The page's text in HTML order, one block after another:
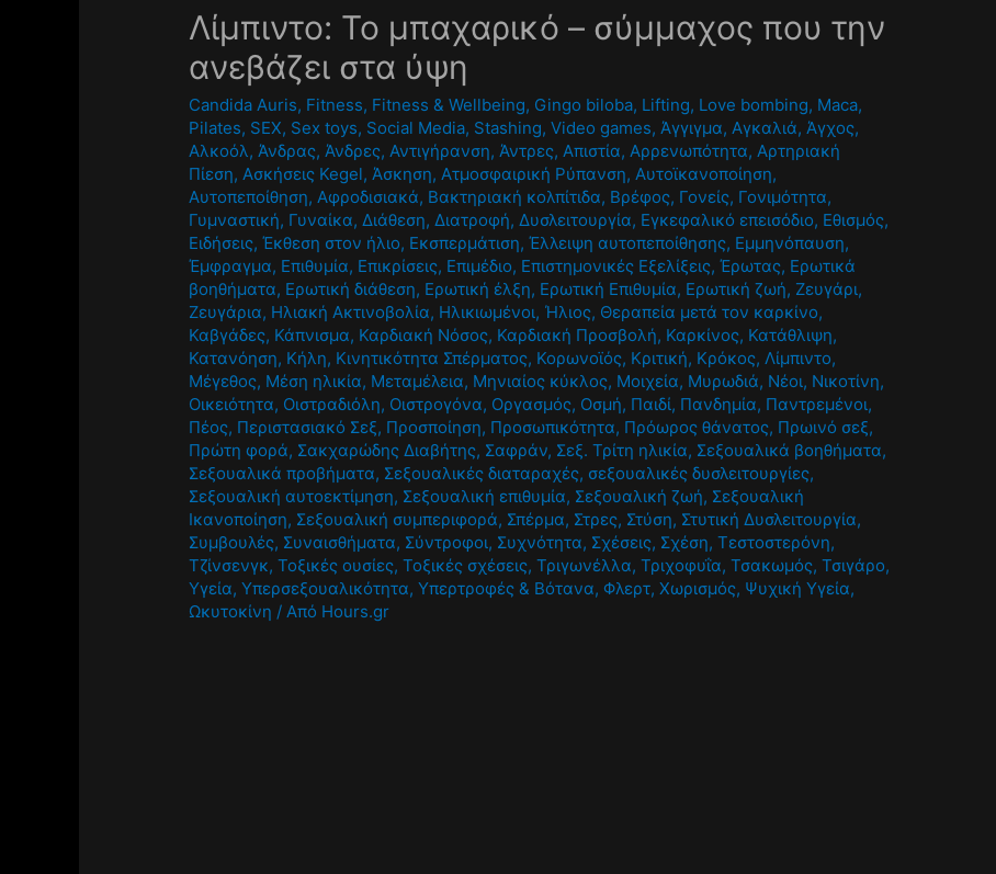
Λίμπιντο: Το μπαχαρικό – σύμμαχος που την
ανεβάζει στα ύψη
Candida Auris, Fitness, Fitness & Wellbeing, Gingo biloba, Lifting, Love bombing, Maca,
Pilates, SEX, Sex toys, Social Media, Stashing,Video games,Άγγιγμα,Αγκαλιά,Άγχος,
Αλκοόλ,Άνδρας,Άνδρες,Αντιγήρανση,Άντρες,Απιστία,Αρρενωπότητα,Αρτηριακή
Πίεση,Ασκήσεις Kegel,Άσκηση,Ατμοσφαιρική Ρύπανση,Αυτοϊκανοποίηση,
Αυτοπεποίθηση,Αφροδισιακά, Βακτηριακή κολπίτιδα, Βρέφος, Γονείς, Γονιμότητα,
Γυμναστική, Γυναίκα,Διάθεση,Διατροφή,Δυσλειτουργία, Εγκεφαλικό επεισόδιο, Εθισμός,
Ειδήσεις,Έκθεση στον ήλιο, Εκσπερμάτιση,Έλλειψη αυτοπεποίθησης, Εμμηνόπαυση,
Έμφραγμα, Επιθυμία, Επικρίσεις, Επιμέδιο, Επιστημονικές Εξελίξεις,Έρωτας, Ερωτικά
βοηθήματα, Ερωτική διάθεση, Ερωτική έλξη, Ερωτική Επιθυμία, Ερωτική ζωή, Ζευγάρι,
Ζευγάρια, Ηλιακή Ακτινοβολία, Ηλικιωμένοι, Ήλιος, Θεραπεία μετά τον καρκίνο,
Καβγάδες, Κάπνισμα, Καρδιακή Νόσος, Καρδιακή Προσβολή, Καρκίνος, Κατάθλιψη,
Κατανόηση, Κήλη, Κινητικότητα Σπέρματος, Κορωνοϊός, Κριτική, Κρόκος,Λίμπιντο,
Μέγεθος, Μέση ηλικία, Μεταμέλεια, Μηνιαίος κύκλος, Μοιχεία, Μυρωδιά, Νέοι, Νικοτίνη,
Οικειότητα, Οιστραδιόλη, Οιστρογόνα, Οργασμός, Οσμή, Παιδί, Πανδημία, Παντρεμένοι,
Πέος, Περιστασιακό Σεξ, Προσποίηση, Προσωπικότητα, Πρόωρος θάνατος, Πρωινό σεξ,
Πρώτη φορά, Σακχαρώδης Διαβήτης, Σαφράν, Σεξ. Τρίτη ηλικία, Σεξουαλικά βοηθήματα,
Σεξουαλικά προβήματα, Σεξουαλικές διαταραχές, σεξουαλικές δυσλειτουργίες,
Σεξουαλική αυτοεκτίμηση, Σεξουαλική επιθυμία, Σεξουαλική ζωή, Σεξουαλική
Ικανοποίηση, Σεξουαλική συμπεριφορά, Σπέρμα, Στρες, Στύση, Στυτική Δυσλειτουργία,
Συμβουλές, Συναισθήματα, Σύντροφοι, Συχνότητα, Σχέσεις, Σχέση,Τεστοστερόνη,
Τζίνσενγκ,Τοξικές ουσίες,Τοξικές σχέσεις,Τριγωνέλλα,Τριχοφυΐα,Τσακωμός,Τσιγάρο,
Υγεία,Υπερσεξουαλικότητα,Υπερτροφές & Βότανα,Φλερτ,Χωρισμός, Ψυχική Υγεία,
Ωκυτοκίνη / Από Hours.gr